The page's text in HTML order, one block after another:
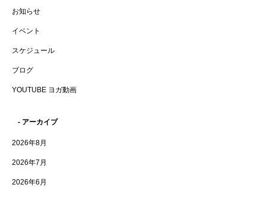
お知らせ
イベント
スケジュール
ブログ
YOUTUBE ヨガ動画
- アーカイブ
2026年8月
2026年7月
2026年6月